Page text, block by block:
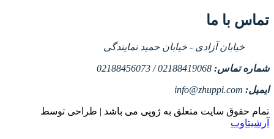
تماس با ما
خیابان آزادی - خیابان حمید نمایندگی
شماره تماس: 02188419068 / 02188456073
ایمیل: info@zhuppi.com
تمام حقوق سایت متعلق به ژوپی می باشد | طراحی توسط
آرشیتاوب